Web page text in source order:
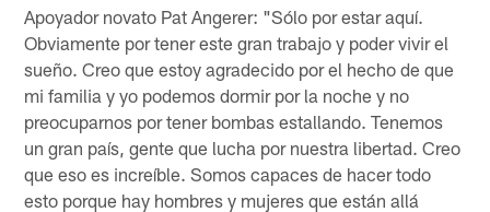
Apoyador novato Pat Angerer: "Sólo por estar aquí.
Obviamente por tener este gran trabajo y poder vivir el
sueño. Creo que estoy agradecido por el hecho de que
mi familia y yo podemos dormir por la noche y no
preocuparnos por tener bombas estallando. Tenemos
un gran país, gente que lucha por nuestra libertad. Creo
que eso es increíble. Somos capaces de hacer todo
esto porque hay hombres y mujeres que están allá